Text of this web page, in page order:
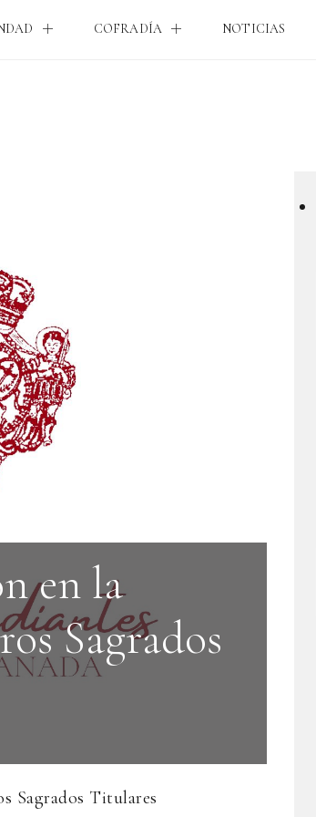
COFRADÍA NOTICIAS
en la
Sagrados
Sagrados Titulares